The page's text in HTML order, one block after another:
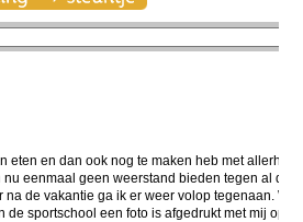
eten en dan ook nog te maken heb met
nu eenmaal geen weerstand bieden tegen al
na de vakantie ga ik er weer volop tegenaan.
de sportschool een foto is afgedrukt met mij op